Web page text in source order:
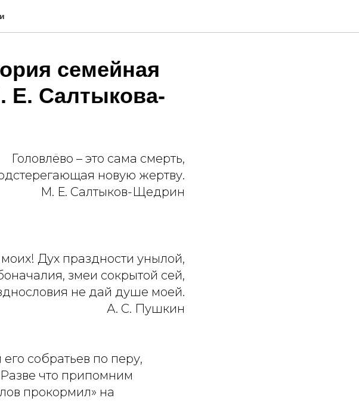
семейная
Е. Салтыкова-
Головлёво – это сама смерть,
новую жертву.
М. Е. Салтыков-Щедрин
Дух праздности унылой,
змеи сокрытой сей,
не дай душе моей.
А. С. Пушкин
собратьев по перу,
что припомним
прокормил» на